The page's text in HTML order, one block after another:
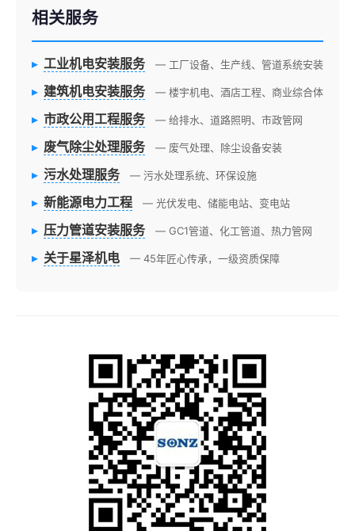
相关服务
▸ 工业机电安装服务 — 工厂设备、生产线、管道系统安装
▸ 建筑机电安装服务 — 楼宇机电、酒店工程、商业综合体
▸ 市政公用工程服务 — 给排水、道路照明、市政管网
▸ 废气除尘处理服务 — 废气处理、除尘设备安装
▸ 污水处理服务 — 污水处理系统、环保设施
▸ 新能源电力工程 — 光伏发电、储能电站、变电站
▸ 压力管道安装服务 — GC1管道、化工管道、热力管网
▸ 关于星泽机电 — 45年匠心传承，一级资质保障